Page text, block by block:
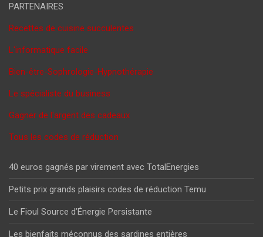
PARTENAIRES
Recettes de cuisine succulentes
L'informatique facile
Bien-être-Sophrologie-Hypnothérapie
Le spécialiste du business
Gagner de l'argent des cadeaux
Tous les codes de réduction
40 euros gagnés par virement avec TotalEnergies
Petits prix grands plaisirs codes de réduction Temu
Le Fioul Source d’Énergie Persistante
Les bienfaits méconnus des sardines entières